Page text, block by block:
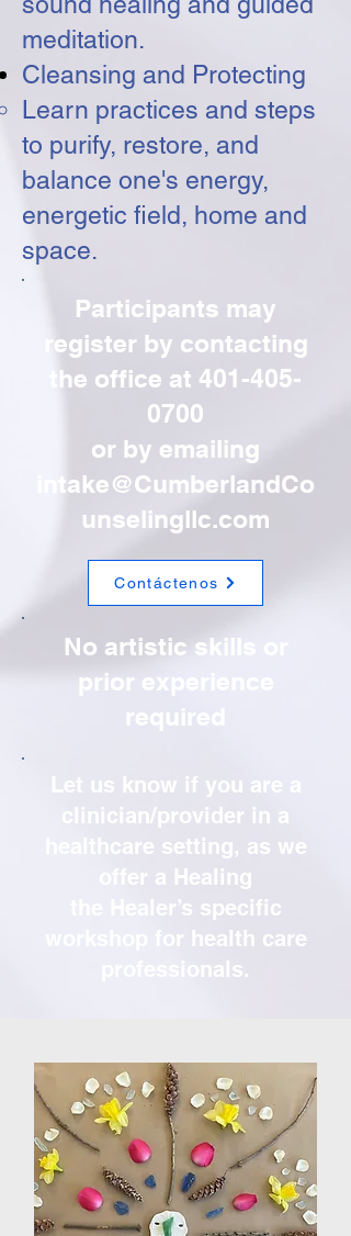
meditation.
Cleansing and Protecting
Learn practices and steps
to purify, restore, and
balance one's energy,
energetic field, home and
space.​
Participants may
register by contacting
the office at 401-405-
0700
or by emailing
intake@CumberlandCo
unselingllc.com
Contáctenos
No artistic skills or
prior experience
required
Let us know if you are a
clinician/provider in a
healthcare setting, as we
offer a Healing
the Healer’s specific
workshop for health care
professionals.